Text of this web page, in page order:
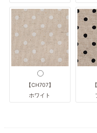
【CH707】
ホワイト